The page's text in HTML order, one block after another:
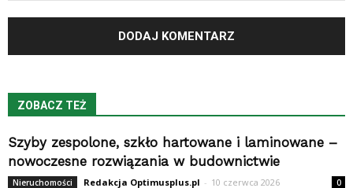
ZOBACZ TEŻ
Szyby zespolone, szkło hartowane i laminowane –
nowoczesne rozwiązania w budownictwie
Nieruchomości Redakcja Optimusplus.pl - 10 czerwca 2026 0